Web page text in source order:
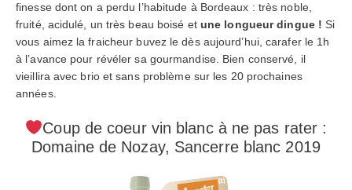
finesse dont on a perdu l’habitude à Bordeaux : très noble,
fruité, acidulé, un très beau boisé et une longueur dingue ! Si
vous aimez la fraicheur buvez le dès aujourd’hui, carafer le 1h
à l’avance pour révéler sa gourmandise. Bien conservé, il
vieillira avec brio et sans problème sur les 20 prochaines
années.
Coup de coeur vin blanc à ne pas rater :
Domaine de Nozay, Sancerre blanc 2019